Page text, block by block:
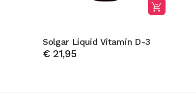
Solgar Liquid Vitamin D-3
€21,95